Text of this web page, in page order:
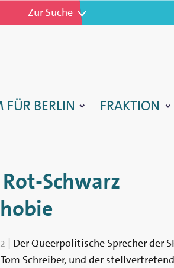
Zur Navigation
Zur Suche
FÜR BERLIN FRAKTION
Schwarz
| Der Queerpolitische Sprecher der
Schreiber, und der